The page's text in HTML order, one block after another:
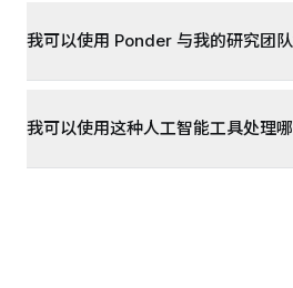
我可以使用 Ponder 与我的研究团队
我可以使用这种人工智能工具处理